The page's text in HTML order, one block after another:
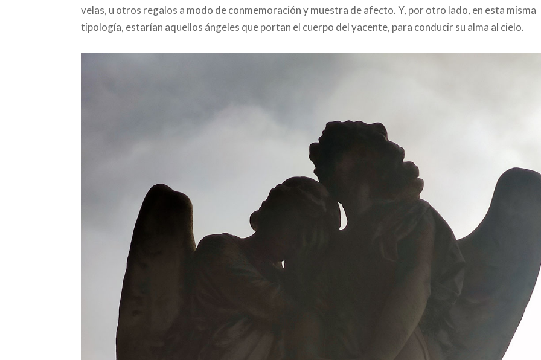
velas, u otros regalos a modo de conmemoración y muestra de afecto. Y, por otro lado, en esta misma
tipología, estarían aquellos ángeles que portan el cuerpo del yacente, para conducir su alma al cielo.